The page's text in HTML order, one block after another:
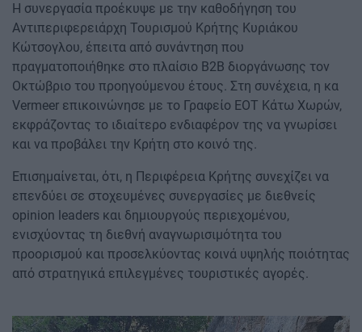
Η συνεργασία προέκυψε με την καθοδήγηση του
Αντιπεριφερειάρχη Τουρισμού Κρήτης Κυριάκου
Κώτσογλου, έπειτα από συνάντηση που
πραγματοποιήθηκε στο πλαίσιο B2B διοργάνωσης τον
Οκτώβριο του προηγούμενου έτους. Στη συνέχεια, η κα
Vermeer επικοινώνησε με το Γραφείο ΕΟΤ Κάτω Χωρών,
εκφράζοντας το ιδιαίτερο ενδιαφέρον της να γνωρίσει
και να προβάλει την Κρήτη στο κοινό της.
Επισημαίνεται, ότι, η Περιφέρεια Κρήτης συνεχίζει να
επενδύει σε στοχευμένες συνεργασίες με διεθνείς
opinion leaders και δημιουργούς περιεχομένου,
ενισχύοντας τη διεθνή αναγνωρισιμότητα του
προορισμού και προσελκύοντας κοινά υψηλής ποιότητας
από στρατηγικά επιλεγμένες τουριστικές αγορές.
Image